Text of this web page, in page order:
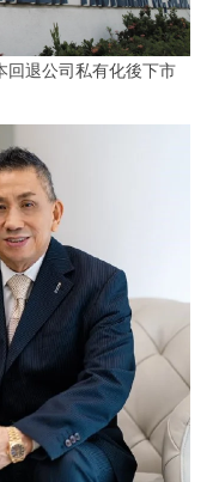
回退公司私有化後下市